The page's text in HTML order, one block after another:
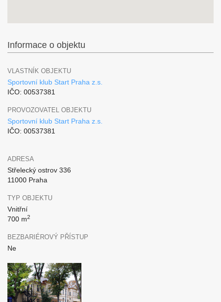
Informace o objektu
VLASTNÍK OBJEKTU
Sportovní klub Start Praha z.s.
IČO: 00537381
PROVOZOVATEL OBJEKTU
Sportovní klub Start Praha z.s.
IČO: 00537381
ADRESA
Střelecký ostrov 336
11000 Praha
TYP OBJEKTU
Vnitřní
700 m2
BEZBARIÉROVÝ PŘÍSTUP
Ne